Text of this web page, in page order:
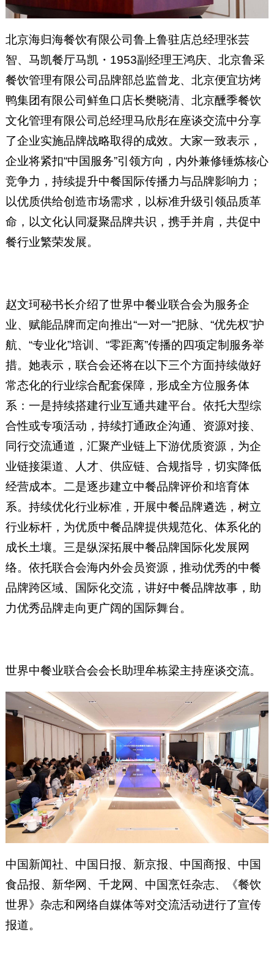
北京海归海餐饮有限公司鲁上鲁驻店总经理张芸
智、马凯餐厅马凯・1953副经理王鸿庆、北京鲁采
餐饮管理有限公司品牌部总监曾龙、北京便宜坊烤
鸭集团有限公司鲜鱼口店长樊晓清、北京醺季餐饮
文化管理有限公司总经理马欣彤在座谈交流中分享
了企业实施品牌战略取得的成效。大家一致表示，
企业将紧扣“中国服务”引领方向，内外兼修锤炼核心
竞争力，持续提升中餐国际传播力与品牌影响力；
以优质供给创造市场需求，以标准升级引领品质革
命，以文化认同凝聚品牌共识，携手并肩，共促中
餐行业繁荣发展。
赵文珂秘书长介绍了世界中餐业联合会为服务企
业、赋能品牌而定向推出“一对一”把脉、“优先权”护
航、“专业化”培训、“零距离”传播的四项定制服务举
措。她表示，联合会还将在以下三个方面持续做好
常态化的行业综合配套保障，形成全方位服务体
系：一是持续搭建行业互通共建平台。依托大型综
合性或专项活动，持续打通政企沟通、资源对接、
同行交流通道，汇聚产业链上下游优质资源，为企
业链接渠道、人才、供应链、合规指导，切实降低
经营成本。二是逐步建立中餐品牌评价和培育体
系。持续优化行业标准，开展中餐品牌遴选，树立
行业标杆，为优质中餐品牌提供规范化、体系化的
成长土壤。三是纵深拓展中餐品牌国际化发展网
络。依托联合会海内外会员资源，推动优秀的中餐
品牌跨区域、国际化交流，讲好中餐品牌故事，助
力优秀品牌走向更广阔的国际舞台。
世界中餐业联合会会长助理牟栋梁主持座谈交流。
中国新闻社、中国日报、新京报、中国商报、中国
食品报、新华网、千龙网、中国烹饪杂志、《餐饮
世界》杂志和网络自媒体等对交流活动进行了宣传
报道。